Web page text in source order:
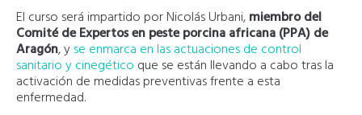
El curso será impartido por Nicolás Urbani,miembro del
Comité de Expertos en peste porcina africana (PPA) de
Aragón, yse enmarca en las actuaciones de control
sanitario y cinegético que se están llevando a cabo tras la
activación de medidas preventivas frente a esta
enfermedad.